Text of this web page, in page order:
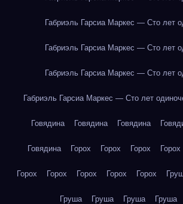
Габриэль Гарсиа Маркес — Сто лет
Габриэль Гарсиа Маркес — Сто лет
Габриэль Гарсиа Маркес — Сто лет
Габриэль Гарсиа Маркес — Сто лет
Говядина Говядина Говядина
Говядина Горох Горох Горох Горох
Горох Горох Горох Горох Горох
Груша Груша Груша Груша